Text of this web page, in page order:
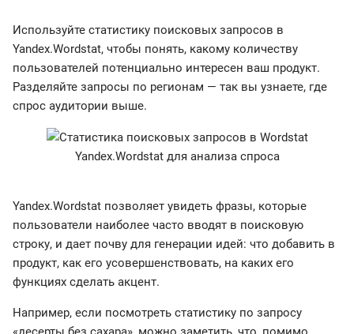
Используйте статистику поисковых запросов в
Yandex.Wordstat, чтобы понять, какому количеству
пользователей потенциально интересен ваш продукт.
Разделяйте запросы по регионам — так вы узнаете, где
спрос аудитории выше.
Yandex.Wordstat для анализа спроса
Yandex.Wordstat позволяет увидеть фразы, которые
пользователи наиболее часто вводят в поисковую
строку, и дает почву для генерации идей: что добавить в
продукт, как его усовершенствовать, на каких его
функциях сделать акцент.
Например, если посмотреть статистику по запросу